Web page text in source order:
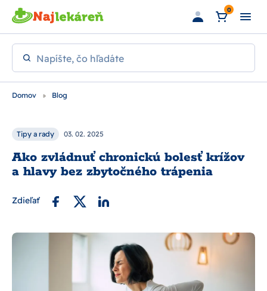
Preskočiť na hlavný obsah 0
Napíšte, čo hľadáte
Domov Blog
Tipy a rady 03. 02. 2025
Zdieľať
Ako zvládnuť chronickú bolesť krížov
a hlavy bez zbytočného trápenia